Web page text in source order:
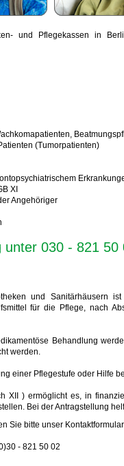
und Pflegekassen in
(Tumorpatienten)
XI
Angehöriger
unter 030 - 821 50
und Sanitärhäusern
für die Pflege, nach
Behandlung
werden.
einer Pflegestufe oder Hilfe
XII ) ermöglicht es, in
Bei der Antragstellung
Sie bitte unser Kontaktformular
- 821 50 02